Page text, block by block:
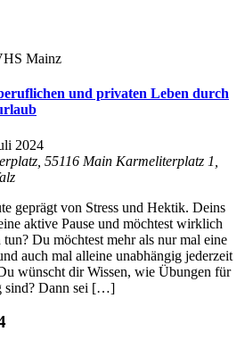
und privaten Leben durch
2024
55116 Main Karmeliterplatz 1,
geprägt von Stress und Hektik. Deins
aktive Pause und möchtest wirklich
Du möchtest mehr als nur mal eine
auch mal alleine unabhängig jederzeit
wünscht dir Wissen, wie Übungen für
sind? Dann sei […]